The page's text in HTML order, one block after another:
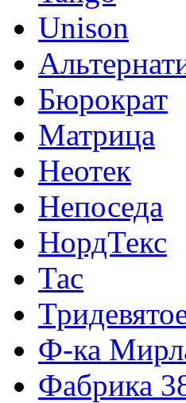
Unison
Бюрократ
Матрица
Неотек
Непоседа
НордТекс
Тас
Ф-ка
Фабрика